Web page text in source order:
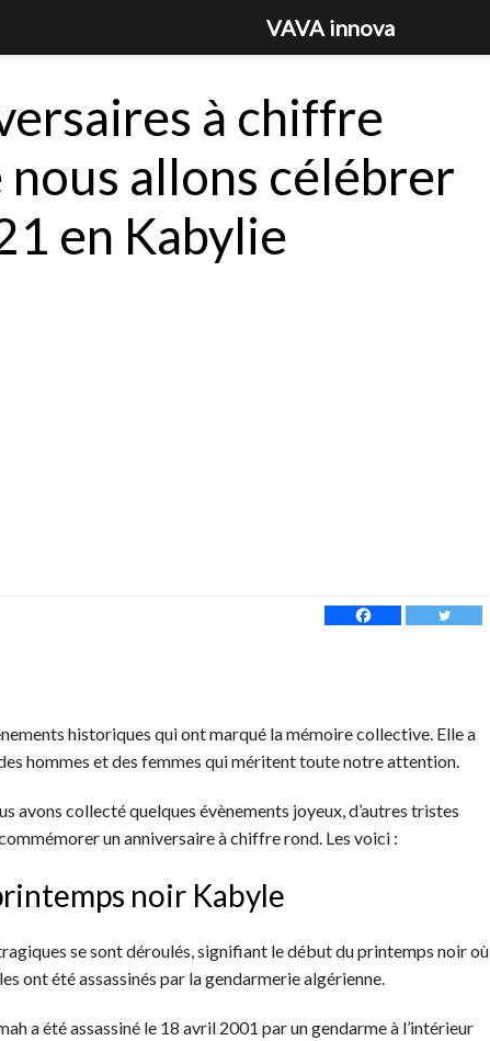
à chiffre
allons célébrer
en Kabylie
historiques qui ont marqué la mémoire collective. Elle a
hommes et des femmes qui méritent toute notre attention.
avons collecté quelques évènements joyeux, d’autres tristes
un anniversaire à chiffre rond. Les voici :
noir Kabyle
se sont déroulés, signifiant le début du printemps noir où
ont été assassinés par la gendarmerie algérienne.
a été assassiné le 18 avril 2001 par un gendarme à l’intérieur
VAVA innova